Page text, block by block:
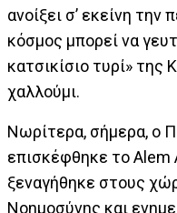
ανοίξει σ’ εκείνη
κόσμος μπορεί να
κατσικίσιο τυρί»
χαλλούμι.
Νωρίτερα, σήμερα, ο
επισκέφθηκε το Alem
ξεναγήθηκε στους
Νοημοσύνης και